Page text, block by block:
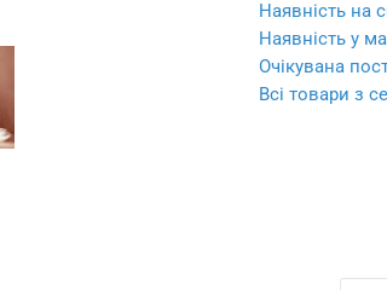
Наявність на
Наявність у
Очікувана
Всі товари з